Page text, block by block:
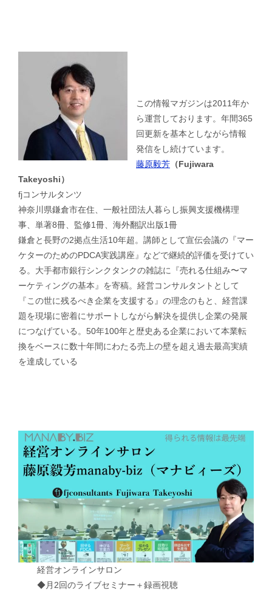
この情報マガジンは2011年か
ら運営しております。年間365
回更新を基本としながら情報
発信をし続けています。
藤原毅芳 （Fujiwara
Takeyoshi）
fjコンサルタンツ
神奈川県鎌倉市在住、一般社団法人暮らし振興支援機構理
事、単著8冊、監修1冊、海外翻訳出版1冊
鎌倉と長野の2拠点生活10年超。講師として宣伝会議の『マー
ケターのためのPDCA実践講座』などで継続的評価を受けてい
る。大手都市銀行シンクタンクの雑誌に『売れる仕組み〜マ
ーケティングの基本』を寄稿。経営コンサルタントとして
『この世に残るべき企業を支援する』の理念のもと、経営課
題を現場に密着にサポートしながら解決を提供し企業の発展
につなげている。50年100年と歴史ある企業において本業転
換をベースに数十年間にわたる売上の壁を超え過去最高実績
を達成している
経営オンラインサロン
◆月2回のライブセミナー＋録画視聴